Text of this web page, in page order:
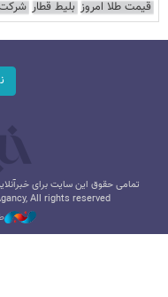
قیمت طلا امروز بلیط قطار شرکت
تمامی حقوق این سایت برای
All rights reserved